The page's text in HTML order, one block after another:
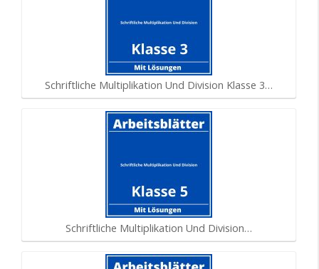
Schriftliche Multiplikation Und Division Klasse 3…
Schriftliche Multiplikation Und Division…